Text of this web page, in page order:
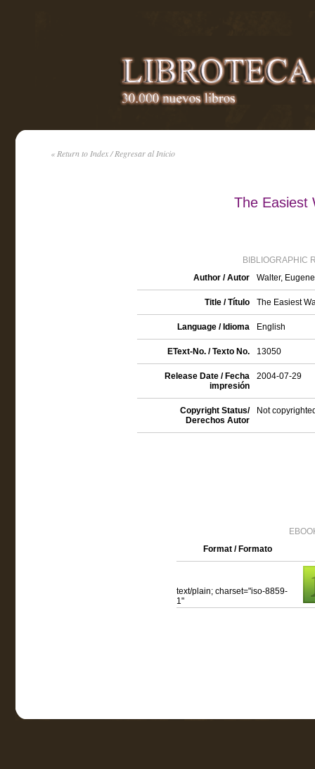
« Return to Index / Regresar al Inicio
The Easiest
BIBLIOGRAPHIC
Author / Autor
Walter,
Title / Título The Easiest
Language / Idioma English
EText-No. / Texto No. 13050
Release Date / Fecha
impresión
2004-07-29
Copyright Status/
Derechos Autor
Not
Format / Formato
text/plain; charset="iso-8859-
1"